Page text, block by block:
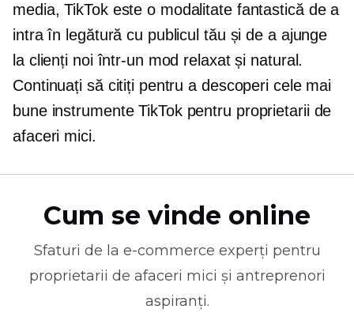
media, TikTok este o modalitate fantastică de a
intra în legătură cu publicul tău și de a ajunge
la clienți noi într-un mod relaxat și natural.
Continuați să citiți pentru a descoperi cele mai
bune instrumente TikTok pentru proprietarii de
afaceri mici.
Cum se vinde online
Sfaturi de la e-commerce experți pentru
proprietarii de afaceri mici și antreprenori
aspiranți.